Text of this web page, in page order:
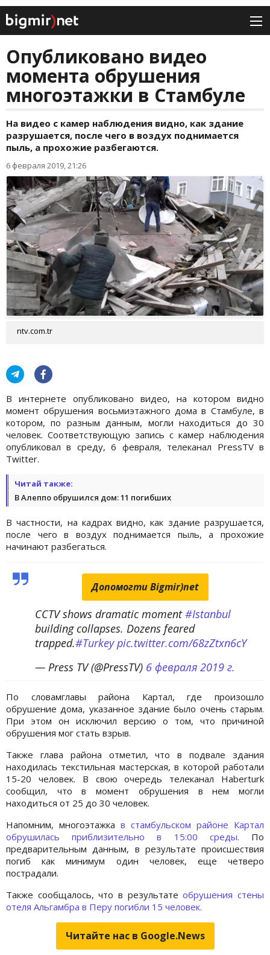
Опубликовано видео
момента обрушения
многоэтажки в Стамбуле
На видео с камер наблюдения видно, как здание
разрушается, после чего в воздух поднимается
пыль, а прохожие разбегаются.
6 февраля 2019, 21:26
ntv.com.tr
В интернете опубликовано видео, на котором видно
момент обрушения восьмиэтажного дома в Стамбуле, в
котором, по разным данным, могли находиться до 30
человек. Соответствующую запись с камер наблюдения
опубликовал в среду, 6 февраля, телеканал PressTV в
Twitter.
Читай также:
В Алеппо обрушился дом: 11 погибших
В частности, на кадрах видно, как здание разрушается,
после чего в воздух поднимается пыль, а прохожие
начинают разбегаться.
Допомогти Bigmir)net
CCTV shows dramatic moment#Istanbul
building collapses. Dozens feared
trapped.#Turkey pic.twitter.com/68zZtxn6cY
— Press TV (@PressTV) 6 февраля 2019 г.
По словамглавы района Картал, где произошло
обрушение дома, указанное здание было очень старым.
При этом он исключил версию о том, что причиной
обрушения мог стать взрыв.
Также глава района отметил, что в подвале здания
находилась текстильная мастерская, в которой работали
15-20 человек. В свою очередь телеканал Haberturk
сообщил, что в момент обрушения в нем могли
находиться от 25 до 30 человек.
Напомним, многоэтажка в стамбульском районе Картал
обрушилась приблизительно в 15:00 среды. По
предварительным данным, в результате происшествия
погиб как минимум один человек, еще четверо
пострадали.
Также сообщалось, что в результатеобрушения стены
отеля Альгамбра в Перу погибли 15 человек.
Читайте нас в Google.News